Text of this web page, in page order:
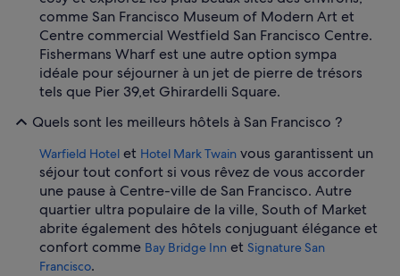
comme San Francisco Museum of Modern Art et
Centre commercial Westfield San Francisco Centre.
Fishermans Wharf est une autre option sympa
idéale pour séjourner à un jet de pierre de trésors
tels que Pier 39,et Ghirardelli Square.
Quels sont les meilleurs hôtels à San Francisco ?
Warfield Hotel et Hotel Mark Twain vous garantissent un
séjour tout confort si vous rêvez de vous accorder
une pause à Centre-ville de San Francisco. Autre
quartier ultra populaire de la ville, South of Market
abrite également des hôtels conjuguant élégance et
confort comme Bay Bridge Inn et Signature San
Francisco.